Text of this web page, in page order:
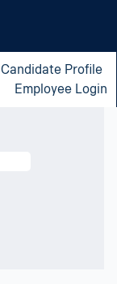
Candidate Profile
Employee Login